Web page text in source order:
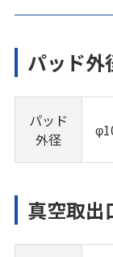
パッド外
パッド
外径
真空取出